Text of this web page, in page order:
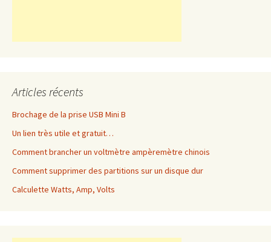
Articles récents
Brochage de la prise USB Mini B
Un lien très utile et gratuit…
Comment brancher un voltmètre ampèremètre chinois
Comment supprimer des partitions sur un disque dur
Calculette Watts, Amp, Volts